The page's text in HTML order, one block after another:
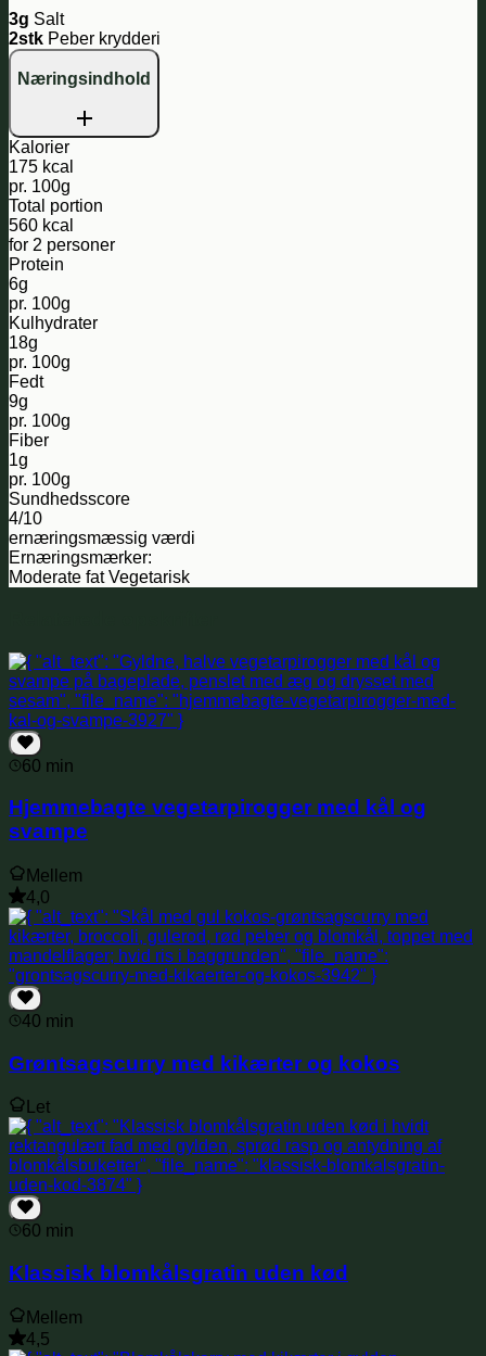
3g Salt
2stk Peber krydderi
Næringsindhold
Kalorier
175 kcal
pr. 100g
Total portion
560 kcal
for 2 personer
Protein
6g
pr. 100g
Kulhydrater
18g
pr. 100g
Fedt
9g
pr. 100g
Fiber
1g
pr. 100g
Sundhedsscore
4/10
ernæringsmæssig værdi
Ernæringsmærker:
Moderate fat Vegetarisk
60 min
Hjemmebagte vegetarpirogger med kål og
svampe
Mellem
4,0
40 min
Grøntsagscurry med kikærter og kokos
Let
60 min
Klassisk blomkålsgratin uden kød
Mellem
4,5